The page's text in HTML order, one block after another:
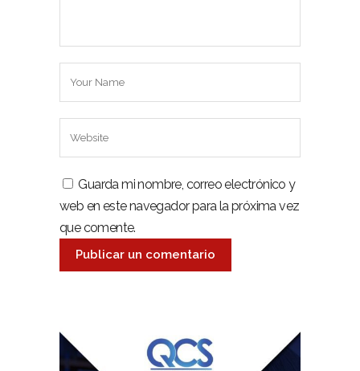
Guarda mi nombre, correo electrónico y
web en este navegador para la próxima vez
que comente.